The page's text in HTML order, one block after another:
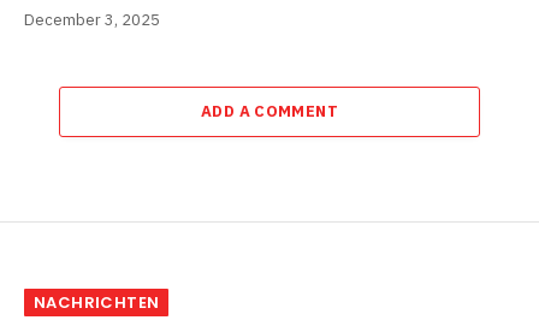
December 3, 2025
ADD A COMMENT
NACHRICHTEN